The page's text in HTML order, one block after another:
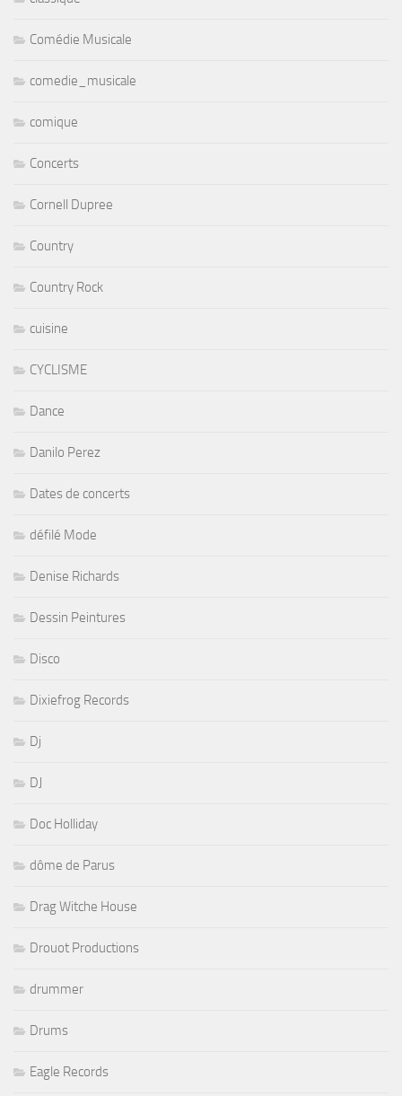
Comédie Musicale
comedie_musicale
comique
Concerts
Cornell Dupree
Country
Country Rock
cuisine
CYCLISME
Dance
Danilo Perez
Dates de concerts
défilé Mode
Denise Richards
Dessin Peintures
Disco
Dixiefrog Records
Dj
DJ
Doc Holliday
dôme de Parus
Drag Witche House
Drouot Productions
drummer
Drums
Eagle Records